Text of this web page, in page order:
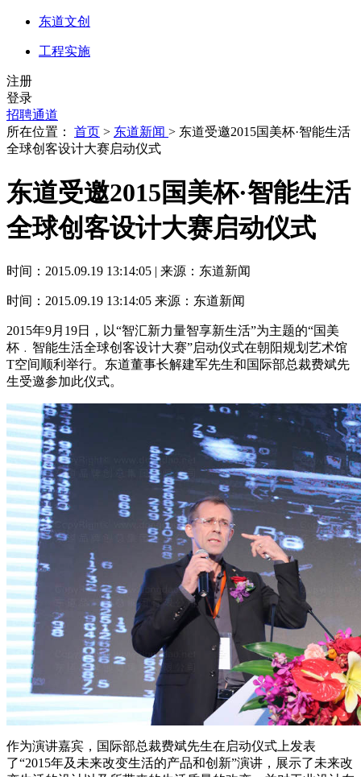
东道文创
工程实施
注册
登录
招聘通道
所在位置： 首页 > 东道新闻 > 东道受邀2015国美杯·智能生活
全球创客设计大赛启动仪式
东道受邀2015国美杯·智能生活
全球创客设计大赛启动仪式
时间：2015.09.19 13:14:05 | 来源：东道新闻
时间：2015.09.19 13:14:05 来源：东道新闻
2015年9月19日，以“智汇新力量智享新生活”为主题的“国美
杯﹒智能生活全球创客设计大赛”启动仪式在朝阳规划艺术馆
T空间顺利举行。东道董事长解建军先生和国际部总裁费斌先
生受邀参加此仪式。
作为演讲嘉宾，国际部总裁费斌先生在启动仪式上发表
了“2015年及未来改变生活的产品和创新”演讲，展示了未来改